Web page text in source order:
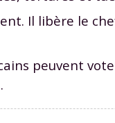
Il libère le
peuvent